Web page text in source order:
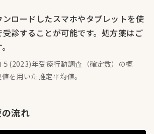
ロードしたスマホやタブレットを使
診することが可能です。処方薬はご
(2023)年受療行動調査（確定数）の概
を用いた推定平均値。
流れ